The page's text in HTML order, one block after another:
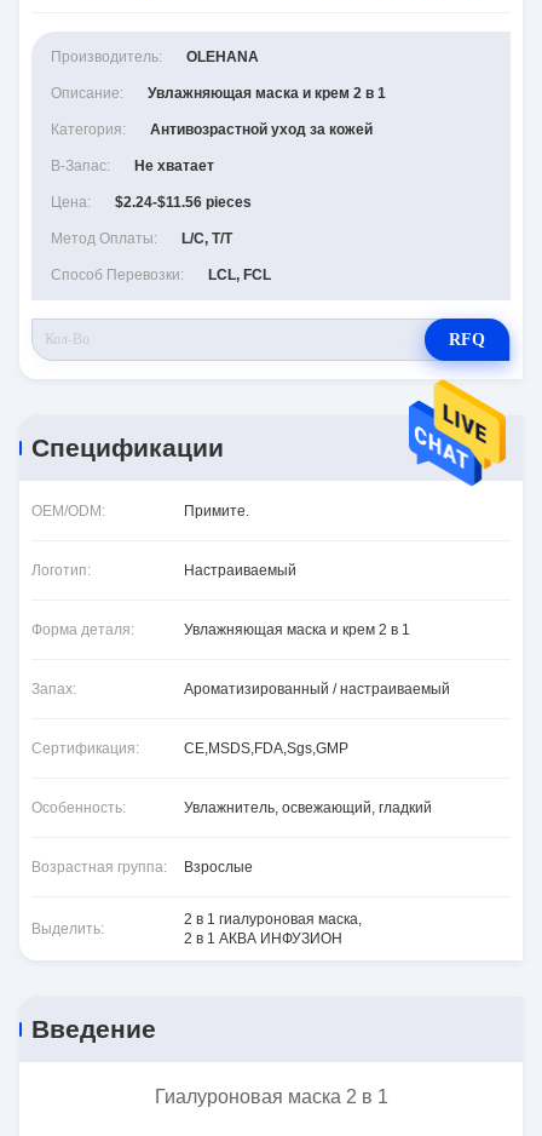
Производитель: OLEHANA
Описание: Увлажняющая маска и крем 2 в 1
Категория: Антивозрастной уход за кожей
В-Запас: Не хватает
Цена: $2.24-$11.56 pieces
Метод Оплаты: L/C, T/T
Способ Перевозки: LCL, FCL
RFQ
Спецификации
OEM/ODM: Примите.
Логотип: Настраиваемый
Форма деталя: Увлажняющая маска и крем 2 в 1
Запах: Ароматизированный / настраиваемый
Сертификация: CE,MSDS,FDA,Sgs,GMP
Особенность: Увлажнитель, освежающий, гладкий
Возрастная группа: Взрослые
Выделить:
2 в 1 гиалуроновая маска,
2 в 1 АКВА ИНФУЗИОН
Введение
Гиалуроновая маска 2 в 1